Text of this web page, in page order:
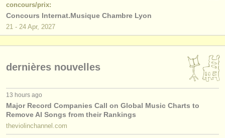
concours/prix:
Concours Internat.Musique Chambre Lyon
21 - 24 Apr, 2027
dernières nouvelles
13 hours ago
Major Record Companies Call on Global Music Charts to
Remove AI Songs from their Rankings
theviolinchannel.com